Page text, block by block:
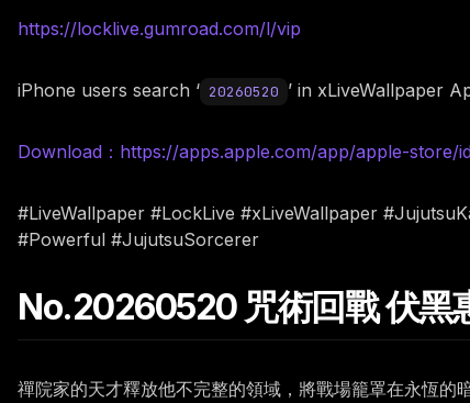
https://locklive.gumroad.com/l/vip
iPhone users search ‘ 20260520 ’ in xLiveWallpaper
Download：https://apps.apple.com/app/apple-store/
#LiveWallpaper #LockLive #xLiveWallpaper
#Powerful #JujutsuSorcerer
No.20260520 咒術回戰 伏黑
禪院家的天才釋放他不完整的領域，將戰場籠罩在永恆